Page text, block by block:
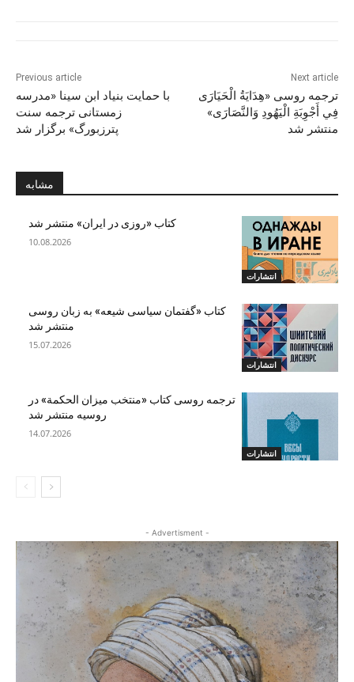
Previous article
با حمایت بنیاد ابن سینا «مدرسه
زمستانی ترجمه سنت
پترزبورگ» برگزار شد
Next article
ترجمه روسی «هِدَايَةُ الْحَيَارَى
فِي أَجْوِبَةِ الْيَهُودِ وَالنَّصَارَى»
منتشر شد
مشابه
انتشارات
کتاب «روزی در ایران» منتشر شد
10.08.2026
انتشارات
کتاب «گفتمان سیاسی شیعه» به زبان روسی
منتشر شد
15.07.2026
انتشارات
ترجمه روسی کتاب «منتخب میزان الحکمة» در
روسیه منتشر شد
14.07.2026
- Advertisment -